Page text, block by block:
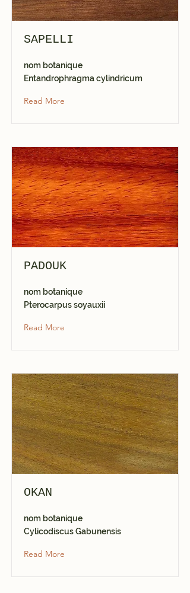
SAPELLI
nom botanique
Entandrophragma cylindricum
Read More
PADOUK
nom botanique
Pterocarpus soyauxii
Read More
OKAN
nom botanique
Cylicodiscus Gabunensis
Read More